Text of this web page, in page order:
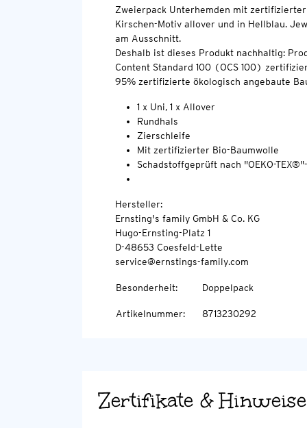
Zweierpack Unterhemden mit
Kirschen-Motiv allover und in Hellblau.
am Ausschnitt.
Deshalb ist dieses Produkt nachhaltig:
Content Standard 100 (OCS 100)
95% zertifizierte ökologisch angebaute
1 x Uni, 1 x Allover
Rundhals
Zierschleife
Mit zertifizierter Bio-Baumwolle
Schadstoffgeprüft nach "OEKO-
Hersteller:
Ernsting's family GmbH & Co. KG
Hugo-Ernsting-Platz 1
D-48653 Coesfeld-Lette
service@ernstings-family.com
Besonderheit: Doppelpack
Artikelnummer: 8713230292
Zertifikate & Hinweise